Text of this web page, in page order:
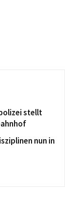
stellt
nun in